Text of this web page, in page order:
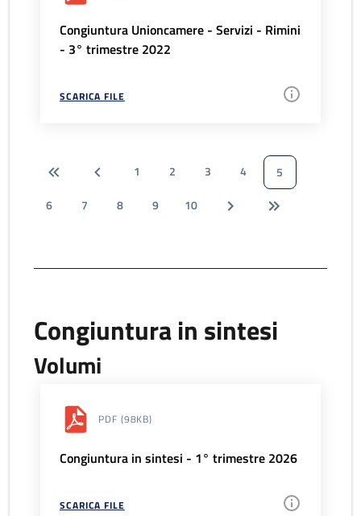
Congiuntura Unioncamere - Servizi - Rimini
- 3° trimestre 2022
SCARICA FILE
1 2 3 4
5
6
7 8 9 10
Congiuntura in sintesi
Volumi
PDF (98KB)
Congiuntura in sintesi - 1° trimestre 2026
SCARICA FILE